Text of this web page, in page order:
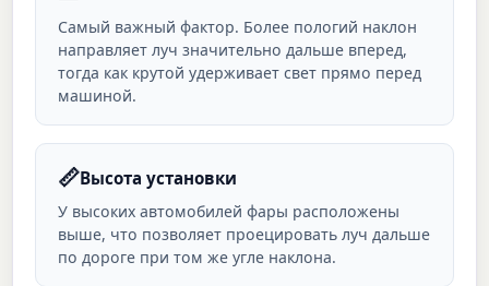
Самый важный фактор. Более пологий наклон
направляет луч значительно дальше вперед,
тогда как крутой удерживает свет прямо перед
машиной.
📏Высота установки
У высоких автомобилей фары расположены
выше, что позволяет проецировать луч дальше
по дороге при том же угле наклона.